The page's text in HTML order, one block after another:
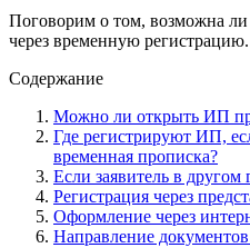
Поговорим о том, возможна ли
через временную регистрацию.
Содержание
Можно ли открыть ИП
Где регистрируют ИП,
временная прописка?
Если заявитель в другом
Регистрация через
Оформление через
Направление